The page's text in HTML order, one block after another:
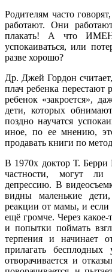
Родителям часто
работают. Они
плакать! А что
успокаиваться, или
разве хорошо?
Др. Джей Гордон
плач ребенка перестают
ребенок «закроется»,
дети, которых
поздно научатся
иное, по ее мнению,
продавать книги по
В 1970х доктор Т. Берри
частности, могут
депрессию. В
видны маленькие
реакции от мамы, и если
ещё громче. Через
и попытки поймать
терпения и начинает
прилагать
отворачивается и